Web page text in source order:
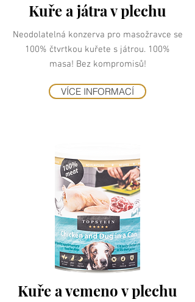
Kuře a játra v plechu
Neodolatelná konzerva pro masožravce se
100% čtvrtkou kuřete s játrou. 100%
masa! Bez kompromisů!
VÍCE INFORMACÍ
Kuře a vemeno v plechu